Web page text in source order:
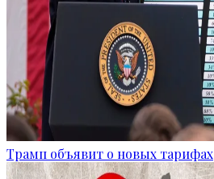
Трамп объявит о новых тарифах